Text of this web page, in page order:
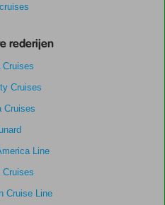
rederijen
Cruises
Cruises
Cruises
Line
Cruises
Cruise Line